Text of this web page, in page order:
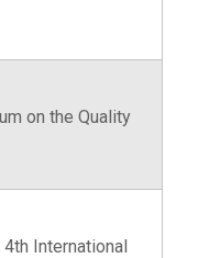
on the Quality
International